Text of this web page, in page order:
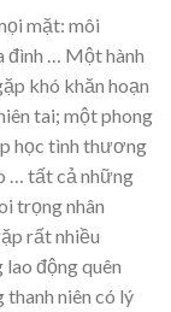
mặt: môi
đình … Một hành
khó khăn hoạn
tai; một phong
học tình thương
… tất cả những
trọng nhân
rất nhiều
lao động quên
niên có lý